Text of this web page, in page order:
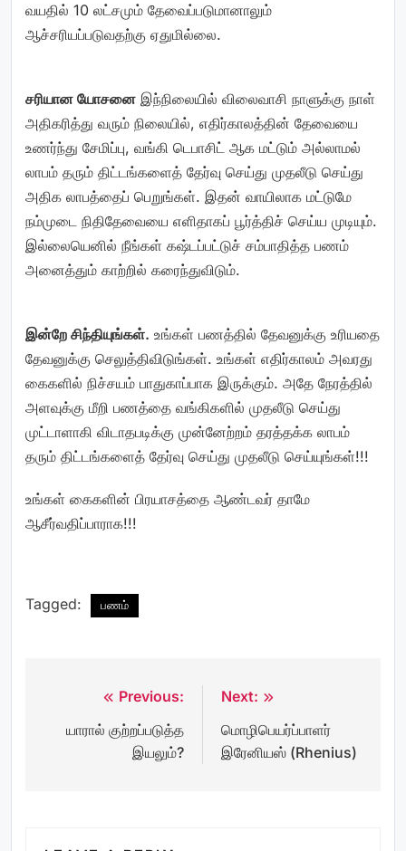
வயதில் 10 லட்சமும் தேவைப்படுமானாலும்
ஆச்சரியப்படுவதற்கு ஏதுமில்லை.
சரியான யோசனை இந்நிலையில் விலைவாசி நாளுக்கு நாள்
அதிகரித்து வரும் நிலையில், எதிர்காலத்தின் தேவையை
உணர்ந்து சேமிப்பு, வங்கி டெபாசிட் ஆக மட்டும் அல்லாமல்
லாபம் தரும் திட்டங்களைத் தேர்வு செய்து முதலீடு செய்து
அதிக லாபத்தைப் பெறுங்கள். இதன் வாயிலாக மட்டுமே
நம்முடை நிதிதேவையை எளிதாகப் பூர்த்திச் செய்ய முடியும்.
இல்லையெனில் நீங்கள் கஷ்டப்பட்டுச் சம்பாதித்த பணம்
அனைத்தும் காற்றில் கரைந்துவிடும்.
இன்றே சிந்தியுங்கள். உங்கள் பணத்தில் தேவனுக்கு உரியதை
தேவனுக்கு செலுத்திவிடுங்கள். உங்கள் எதிர்காலம் அவரது
கைகளில் நிச்சயம் பாதுகாப்பாக இருக்கும். அதே நேரத்தில்
அளவுக்கு மீறி பணத்தை வங்கிகளில் முதலீடு செய்து
முட்டாளாகி விடாதபடிக்கு முன்னேற்றம் தரத்தக்க லாபம்
தரும் திட்டங்களைத் தேர்வு செய்து முதலீடு செய்யுங்கள்!!!
உங்கள் கைகளின் பிரயாசத்தை ஆண்டவர் தாமே
ஆசீர்வதிப்பாராக!!!
Tagged: பணம்
navigation
Previous:
யாரால் குற்றப்படுத்த
இயலும்?
Next:
மொழிபெயர்ப்பாளர்
இரேனியஸ் (Rhenius)